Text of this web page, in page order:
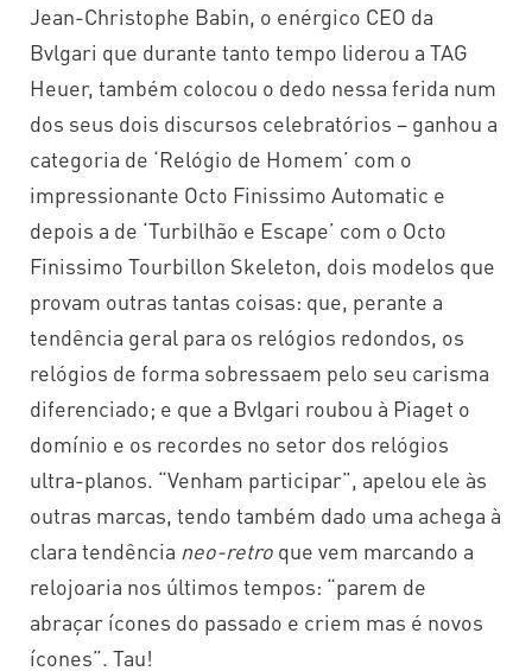
Jean-Christophe Babin, o enérgico CEO da
Bvlgari que durante tanto tempo liderou a TAG
Heuer, também colocou o dedo nessa ferida num
dos seus dois discursos celebratórios – ganhou a
categoria de ‘Relógio de Homem’ com o
impressionante Octo Finissimo Automatic e
depois a de ‘Turbilhão e Escape’ com o Octo
Finissimo Tourbillon Skeleton, dois modelos que
provam outras tantas coisas: que, perante a
tendência geral para os relógios redondos, os
relógios de forma sobressaem pelo seu carisma
diferenciado; e que a Bvlgari roubou à Piaget o
domínio e os recordes no setor dos relógios
ultra-planos. “Venham participar”, apelou ele às
outras marcas, tendo também dado uma achega à
clara tendência neo-retro que vem marcando a
relojoaria nos últimos tempos: “parem de
abraçar ícones do passado e criem mas é novos
ícones”. Tau!